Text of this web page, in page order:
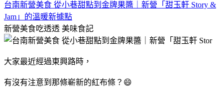
台南新營美食 從小巷甜點到金牌果醬｜新營「甜玉軒 Story &
Jam」的溫暖新據點
新營美食吃透透 美味食記
大家最近經過東興路時，
有沒有注意到那條嶄新的紅布條？😄